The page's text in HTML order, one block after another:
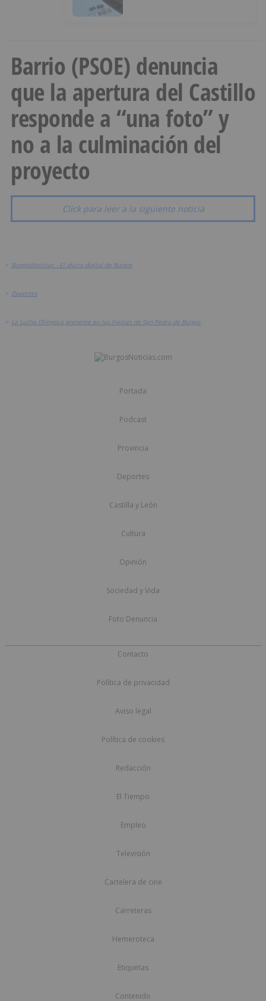
Barrio (PSOE) denuncia
que la apertura del Castillo
responde a “una foto” y
no a la culminación del
proyecto
Click para leer a la siguiente noticia
> BurgosNoticias - El diario digital de Burgos
> Deportes
> La Lucha Olímpica presente en las Fiestas de San Pedro de Burgos
Portada
Podcast
Provincia
Deportes
Castilla y León
Cultura
Opinión
Sociedad y Vida
Foto Denuncia
Contacto
Política de privacidad
Aviso legal
Política de cookies
Redacción
El Tiempo
Empleo
Televisión
Cartelera de cine
Carreteras
Hemeroteca
Etiquetas
Contenido